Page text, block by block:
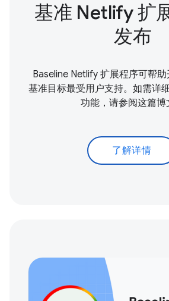
基准 Netlify 扩
发布
Baseline Netlify 扩展程序可帮
基准目标最受用户支持。如需详
功能，请参阅这篇博
了解详情